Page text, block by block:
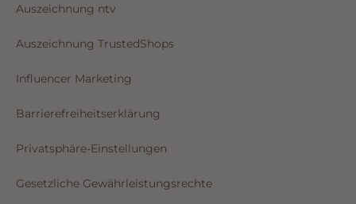
Auszeichnung ntv
Auszeichnung TrustedShops
Influencer Marketing
Barrierefreiheitserklärung
Privatsphäre-Einstellungen
Gesetzliche Gewährleistungsrechte